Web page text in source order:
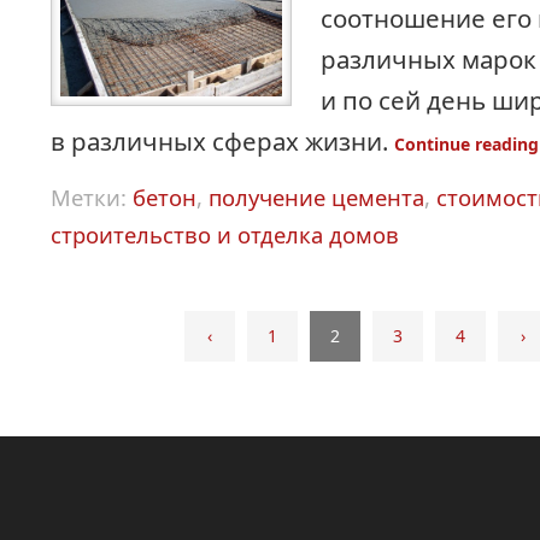
соотношение
различных
и по сей день
в различных сферах жизни. Continue
Метки: бетон, получение цемента,
строительство и отделка домов
‹ 1 2 3 4 ›